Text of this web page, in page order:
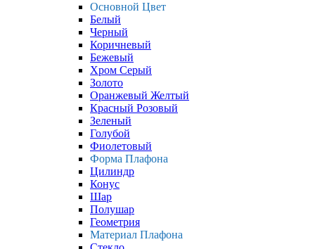
Основной Цвет
Белый
Черный
Коричневый
Бежевый
Хром Серый
Золото
Оранжевый Желтый
Красный Розовый
Зеленый
Голубой
Фиолетовый
Форма Плафона
Цилиндр
Конус
Шар
Полушар
Геометрия
Материал Плафона